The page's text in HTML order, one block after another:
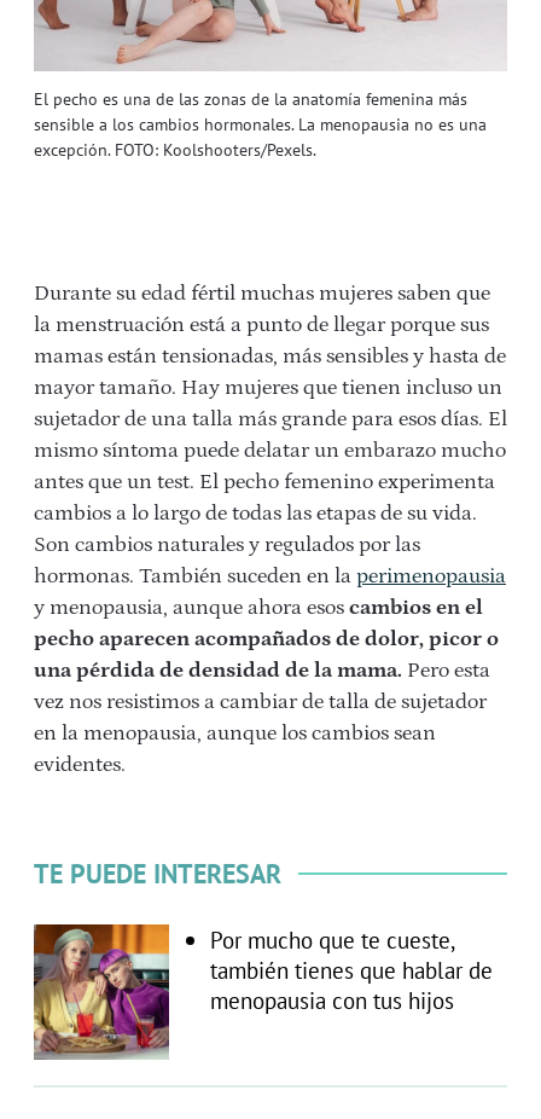
El pecho es una de las zonas de la anatomía femenina más
sensible a los cambios hormonales. La menopausia no es una
excepción. FOTO: Koolshooters/Pexels.
Durante su edad fértil muchas mujeres saben que
la menstruación está a punto de llegar porque sus
mamas están tensionadas, más sensibles y hasta de
mayor tamaño. Hay mujeres que tienen incluso un
sujetador de una talla más grande para esos días. El
mismo síntoma puede delatar un embarazo mucho
antes que un test. El pecho femenino experimenta
cambios a lo largo de todas las etapas de su vida.
Son cambios naturales y regulados por las
hormonas. También suceden en la perimenopausia
y menopausia, aunque ahora esos cambios en el
pecho aparecen acompañados de dolor, picor o
una pérdida de densidad de la mama. Pero esta
vez nos resistimos a cambiar de talla de sujetador
en la menopausia, aunque los cambios sean
evidentes.
TE PUEDE INTERESAR
Por mucho que te cueste,
también tienes que hablar de
menopausia con tus hijos